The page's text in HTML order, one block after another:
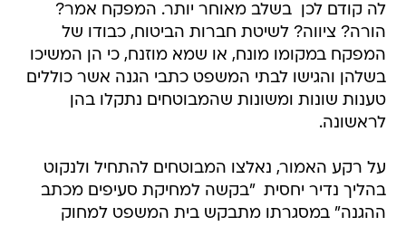
לה קודם לכן  בשלב מאוחר יותר. המפקח אמר?
הורה? ציווה? לשיטת חברות הביטוח, כבודו של
המפקח במקומו מונח, או שמא מוזנח, כי הן המשיכו
בשלהן והגישו לבתי המשפט כתבי הגנה אשר כוללים
טענות שונות ומשונות שהמבוטחים נתקלו בהן
לראשונה.
על רקע האמור, נאלצו המבוטחים להתחיל ולנקוט
בהליך נדיר יחסית  "בקשה למחיקת סעיפים מכתב
ההגנה" במסגרתו מתבקש בית המשפט למחוק